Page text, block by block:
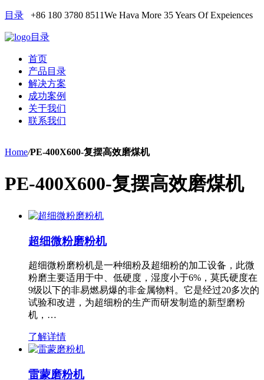
目录 +86 180 3780 8511We Hava More 35 Years Of Expeiences
目录
首页
产品目录
解决方案
成功案例
关于我们
联系我们
Home/PE-400X600-复摆高效磨煤机
PE-400X600-复摆高效磨煤机
超细微粉磨粉机
超细微粉磨粉机是一种细粉及超细粉的加工设备，此微
粉磨主要适用于中、低硬度，湿度小于6%，莫氏硬度在
9级以下的非易燃易爆的非金属物料。它是经过20多次的
试验和改进，为超细粉的生产而研发制造的新型磨粉
机，…
了解详情
雷蒙磨粉机